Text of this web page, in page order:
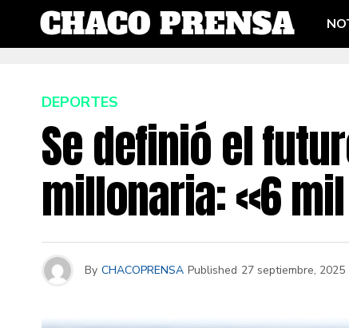
DEPORTES
Se definió el
millonaria: «6
By CHACOPRENSA Published 27 septiembre, 2025